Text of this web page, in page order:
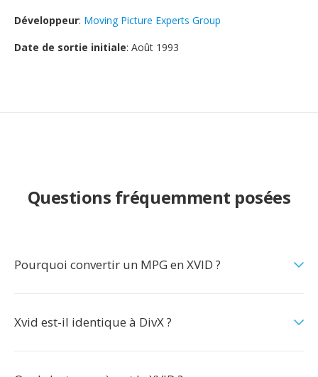
Développeur: Moving Picture Experts Group
Date de sortie initiale: Août 1993
Questions fréquemment posées
Pourquoi convertir un MPG en XVID ?
Xvid est-il identique à DivX ?